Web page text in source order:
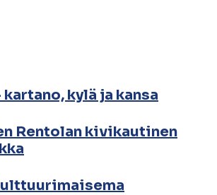
kylä ja kansa
Rentolan kivikautinen